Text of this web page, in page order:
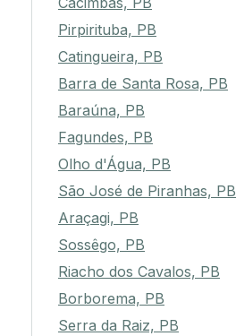
Pirpirituba, PB
Catingueira, PB
Barra de Santa Rosa, PB
Baraúna, PB
Fagundes, PB
Olho d'Água, PB
São José de Piranhas, PB
Araçagi, PB
Sossêgo, PB
Riacho dos Cavalos, PB
Borborema, PB
Serra da Raiz, PB